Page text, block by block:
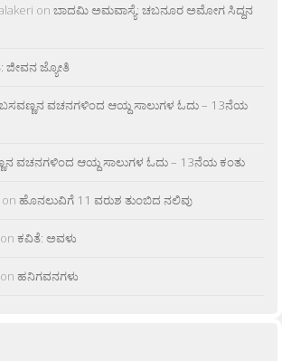
on ಬಾದಮಿ ಅಮವಾಸ್ಯೆ: ಚಬನೂರ ಅಮೋಗ ಸಿದ್ದನ
ಜೀವನ ಜ್ಯೋತಿ
ಬಸವಣ್ಣನ ವಚನಗಳಿಂದ ಆಯ್ದ ಸಾಲುಗಳ ಓದು – 13ನೆಯ
ವಚನಗಳಿಂದ ಆಯ್ದ ಸಾಲುಗಳ ಓದು – 13ನೆಯ ಕಂತು
on ಹೊನಲುವಿಗೆ 11 ವರುಶ ತುಂಬಿದ ನಲಿವು
on ಕವಿತೆ: ಅವಳು
on ಹನಿಗವನಗಳು